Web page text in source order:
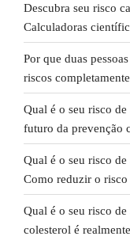
Descubra seu risco
Calculadoras
Por que duas
riscos
Qual é o seu risco
futuro da prevenção
Qual é o seu risco
Como reduzir o risco
Qual é o seu risco
colesterol é